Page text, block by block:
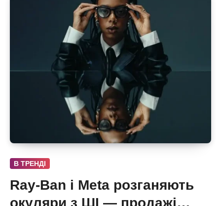
В ТРЕНДІ
Ray-Ban і Meta розганяють
окуляри з ШІ — продажі